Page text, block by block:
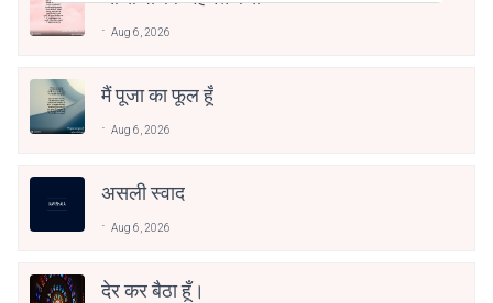
Aug 6, 2026
मैं पूजा का फूल हूँ
Aug 6, 2026
असली स्वाद
Aug 6, 2026
देर कर बैठा हूँ।